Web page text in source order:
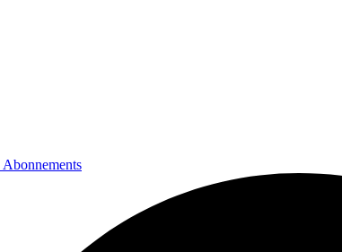
Abonnements